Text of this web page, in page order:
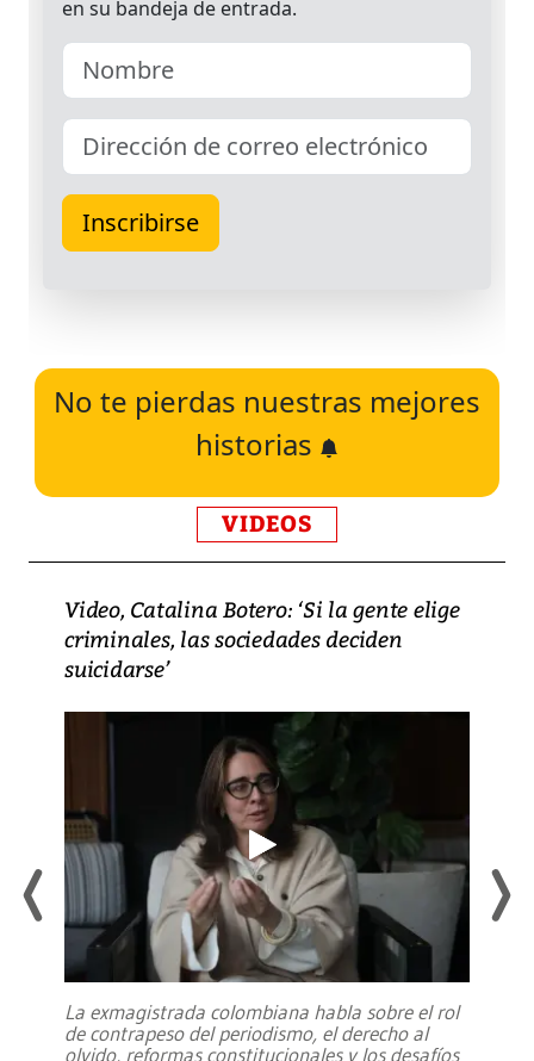
No te pierdas nuestras mejores
historias
VIDEOS
Video, Catalina Botero: ‘Si la gente elige
criminales, las sociedades deciden
suicidarse’
La exmagistrada colombiana habla sobre el rol
de contrapeso del periodismo, el derecho al
olvido, reformas constitucionales y los desafíos